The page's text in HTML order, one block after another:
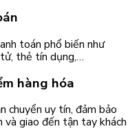
toán phổ biến như
tử, thẻ tín dụng,…
hàng hóa
chuyển uy tín, đảm bảo
và giao đến tận tay khách